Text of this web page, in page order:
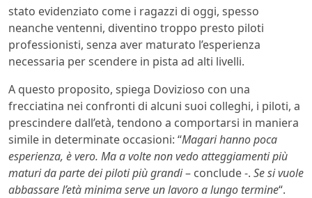
stato evidenziato come i ragazzi di oggi, spesso
neanche ventenni, diventino troppo presto piloti
professionisti, senza aver maturato l’esperienza
necessaria per scendere in pista ad alti livelli.
A questo proposito, spiega Dovizioso con una
frecciatina nei confronti di alcuni suoi colleghi, i piloti, a
prescindere dall’età, tendono a comportarsi in maniera
simile in determinate occasioni: “Magari hanno poca
esperienza, è vero. Ma a volte non vedo atteggiamenti più
maturi da parte dei piloti più grandi– conclude -. Se si vuole
abbassare l’età minima serve un lavoro a lungo termine“.